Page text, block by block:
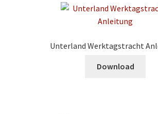
Unterland Werktagstracht
Download